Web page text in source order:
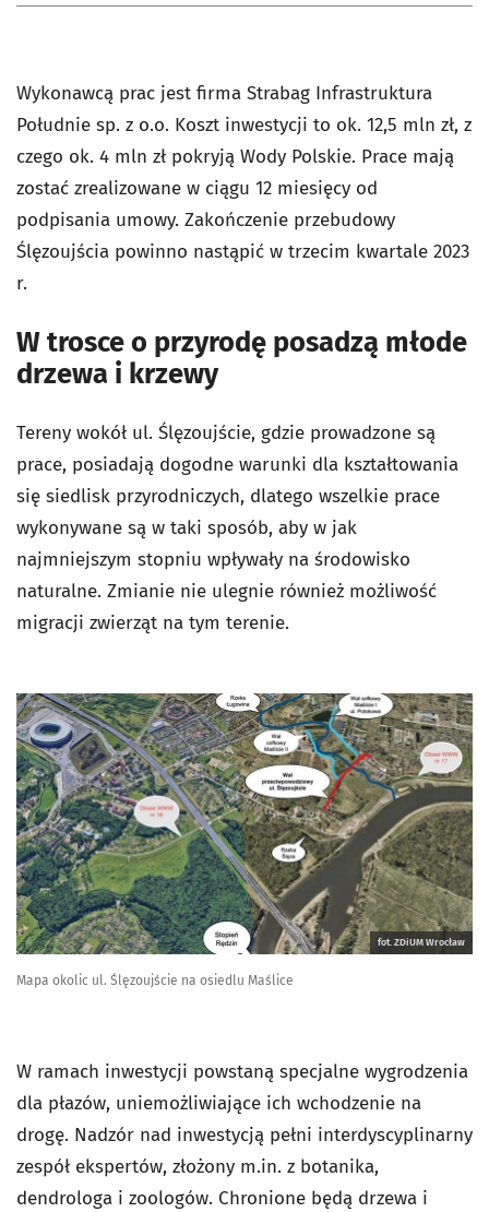
Wykonawcą prac jest firma Strabag Infrastruktura
Południe sp. z o.o. Koszt inwestycji to ok. 12,5 mln zł, z
czego ok. 4 mln zł pokryją Wody Polskie. Prace mają
zostać zrealizowane w ciągu 12 miesięcy od
podpisania umowy. Zakończenie przebudowy
Ślęzoujścia powinno nastąpić w trzecim kwartale 2023
r.
W trosce o przyrodę posadzą młode
drzewa i krzewy
Tereny wokół ul. Ślęzoujście, gdzie prowadzone są
prace, posiadają dogodne warunki dla kształtowania
się siedlisk przyrodniczych, dlatego wszelkie prace
wykonywane są w taki sposób, aby w jak
najmniejszym stopniu wpływały na środowisko
naturalne. Zmianie nie ulegnie również możliwość
migracji zwierząt na tym terenie.
fot. ZDiUM Wrocław
Mapa okolic ul. Ślęzoujście na osiedlu Maślice
W ramach inwestycji powstaną specjalne wygrodzenia
dla płazów, uniemożliwiające ich wchodzenie na
drogę. Nadzór nad inwestycją pełni interdyscyplinarny
zespół ekspertów, złożony m.in. z botanika,
dendrologa i zoologów. Chronione będą drzewa i